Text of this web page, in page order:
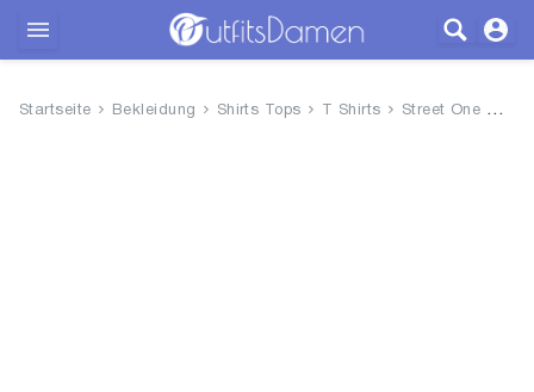
Startseite Bekleidung Shirts Tops T Shirts Street One Damen Gestreiftes T...